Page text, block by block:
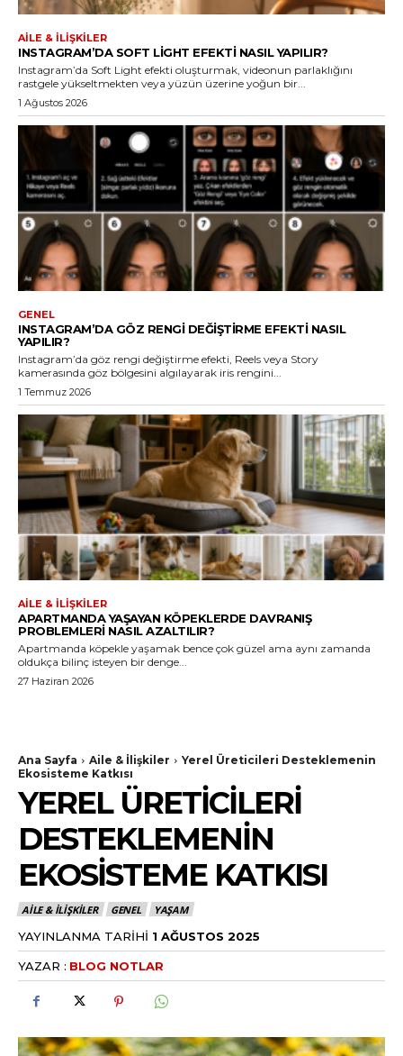
AILE & İLIŞKILER
INSTAGRAM’DA SOFT LIGHT EFEKTI NASIL YAPILIR?
Instagram’da Soft Light efekti oluşturmak, videonun parlaklığını
rastgele yükseltmekten veya yüzün üzerine yoğun bir...
1 Ağustos 2026
GENEL
INSTAGRAM’DA GÖZ RENGI DEĞIŞTIRME EFEKTI NASIL
YAPILIR?
Instagram’da göz rengi değiştirme efekti, Reels veya Story
kamerasında göz bölgesini algılayarak iris rengini...
1 Temmuz 2026
AILE & İLIŞKILER
APARTMANDA YAŞAYAN KÖPEKLERDE DAVRANIŞ
PROBLEMLERI NASIL AZALTILIR?
Apartmanda köpekle yaşamak bence çok güzel ama aynı zamanda
oldukça bilinç isteyen bir denge...
27 Haziran 2026